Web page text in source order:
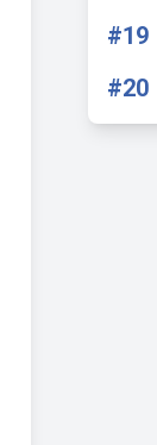
#19
#20